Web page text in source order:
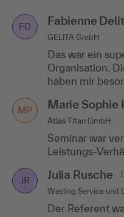
FD Fabienne
GELITA GmbH
Das war ein
Organisation.
haben mir
MP Marie Sophie
Atlas Titan GmbH
Seminar war
Leistungs-
JR Julia Rusche
Wesling Service und
Der Referent
JO Jennifer
VdS
Der Lerninhalt
und der
Praxisbeispiele
CH Carolin
MGH GussTec GmbH
Die Art, wie
einem